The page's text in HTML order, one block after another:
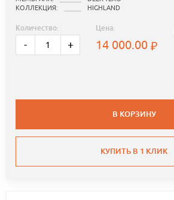
КОЛЛЕКЦИЯ:
HIGHLAND
Количество:
- +
Цена:
14 000.00
В КОРЗИНУ
КУПИТЬ В 1 КЛИК